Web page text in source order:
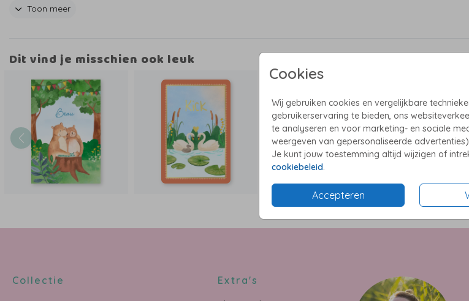
Cookies
Wij gebruiken cookies en vergelijkbare
gebruikerservaring te bieden, ons
te analyseren en voor marketing- en sociale
weergeven van gepersonaliseerde
Je kunt jouw toestemming altijd wijzigen of
cookiebeleid.
Accepteren
vrolijke lente seizoen. De witte achtergrond zorgt voor een mooi
Heb je specifieke wensen of wil je aanpassingen? Stuur een mail
naar willeke@studiowam.nl, ik help je graag verder.
Toon meer
Dit vind je misschien ook leuk
Collectie Extra's